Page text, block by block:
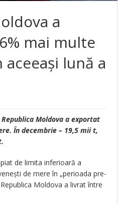
a
mai multe
lună a
Moldova a exportat
În decembrie – 19,5 mii t,
de limita inferioară a
de mere în „perioada pre-
Moldova a livrat între